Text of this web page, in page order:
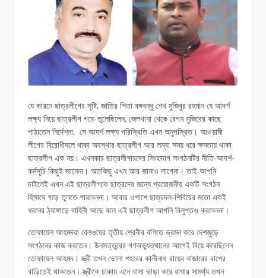
যে কারনে ছাত্রলীগের সৃষ্টি, জাতির পিতা বঙ্গবন্ধু শেখ মুজিবুর রহমান যে আদর্শ
লক্ষ্য নিয়ে ছাত্রলীগ গড়ে তুলেছিলেন, জেলখানা থেকে বেগম মুজিবের কাছে
পাঠাতেন নির্দেশনা, সে আদর্শ লক্ষ্য পরিস্থিতি এখন অনুপস্থিত। আওয়ামী
লীগের বিরোধীদলে থাকা অবস্থার ছাত্রলীগ আর লম্বা সময় ধরে ক্ষমতায় থাকা
ছাত্রলীগ এক নয়। এখনকার ছাত্রলীগারদের সিংহভাগ সংগঠনটির নীতি-আদর্শ-
কর্মসূচি কিছুই জানেনা। অতকিছু এখন আর জানাও লাগেনা। তাই আপনি
চাইলেই এখন এই ছাত্রলীগকে ছাত্রদের জন্যে প্রয়োজনীয় একটি সংগঠন
হিসাবে গড়ে তুলতে পারবেননা। আবার ওপাশে ছাত্রদল-শিবিরের মতো একই
ধরনের ঠ্যাঙ্গাড়ে বাহিনী আছে বলে এই ছাত্রলীগ আপনি বিলুপ্তও করবেননা।
তোফায়েল আহমদরা রেলওয়ের তৃতীয় শ্রেনীর বগিতে ভ্রমন করে দেশজুড়ে
সংগঠনের কাজ করতেন। উনসত্তুরের গণঅভ্যুত্থানের আগেই বিয়ে করেছিলেন
তোফায়েল আহমদ। স্ত্রী তখন ভোলা শহরের কালীনাথ রায়ের বাজারের বাপের
বাড়িতেই থাকতেন। স্ত্রীকে ঢাকায় এনে বাসা ভাড়া করে রাখার সামর্থ্য তখন